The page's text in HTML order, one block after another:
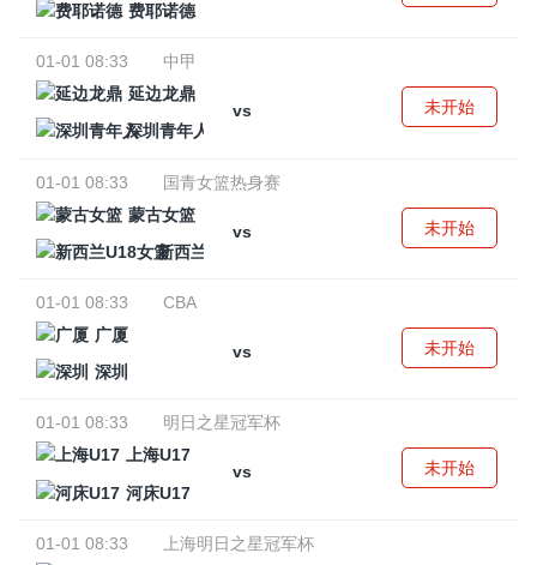
费耶诺德
01-01 08:33
中甲
延边龙鼎
vs
深圳青年人
未开始
01-01 08:33
国青女篮热身赛
蒙古女篮
vs
新西兰U18女篮
未开始
01-01 08:33
CBA
广厦
vs
深圳
未开始
01-01 08:33
明日之星冠军杯
上海U17
vs
河床U17
未开始
01-01 08:33
上海明日之星冠军杯